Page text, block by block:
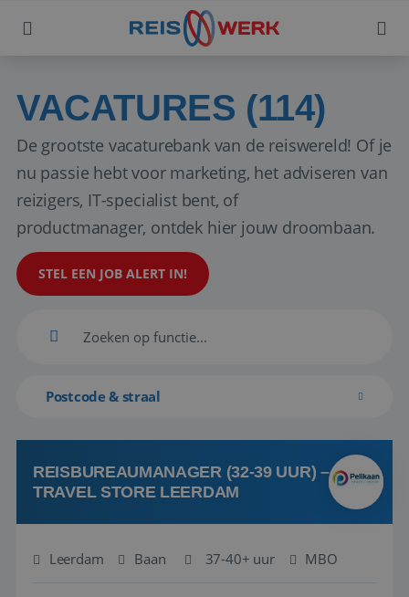
VACATURES (114)
De grootste vacaturebank van de reiswereld! Of je
nu passie hebt voor marketing, het adviseren van
reizigers, IT-specialist bent, of
productmanager, ontdek hier jouw droombaan.
STEL EEN JOB ALERT IN!
Postcode & straal
REISBUREAUMANAGER (32-39 UUR) –
TRAVEL STORE LEERDAM
Leerdam Baan 37-40+ uur MBO